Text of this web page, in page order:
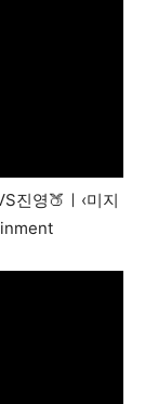
진영🍑ㅣ‹미지